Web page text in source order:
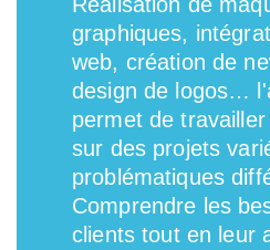
graphiques,
web, création de
design de logos…
permet de
sur des projets
problématiques
Comprendre les
clients tout en leur